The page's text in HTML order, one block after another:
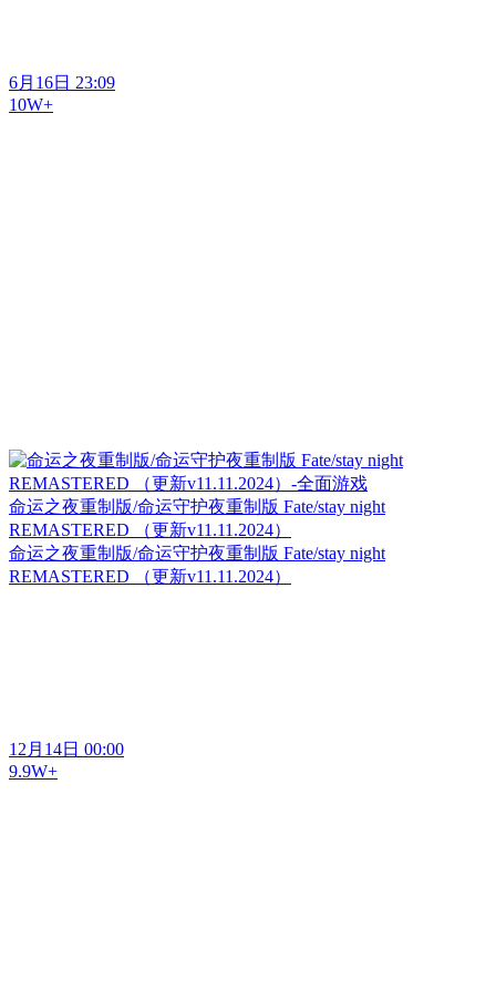
6月16日 23:09
10W+
命运之夜重制版/命运守护夜重制版 Fate/stay night
REMASTERED （更新v11.11.2024）
命运之夜重制版/命运守护夜重制版 Fate/stay night
REMASTERED （更新v11.11.2024）
12月14日 00:00
9.9W+